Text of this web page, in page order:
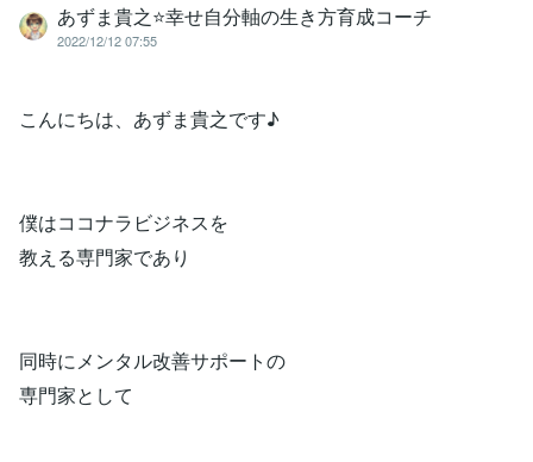
あずま貴之⭐幸せ自分軸の生き方育成コーチ
2022/12/12 07:55
こんにちは、あずま貴之です♪
僕はココナラビジネスを
教える専門家であり
同時にメンタル改善サポートの
専門家として